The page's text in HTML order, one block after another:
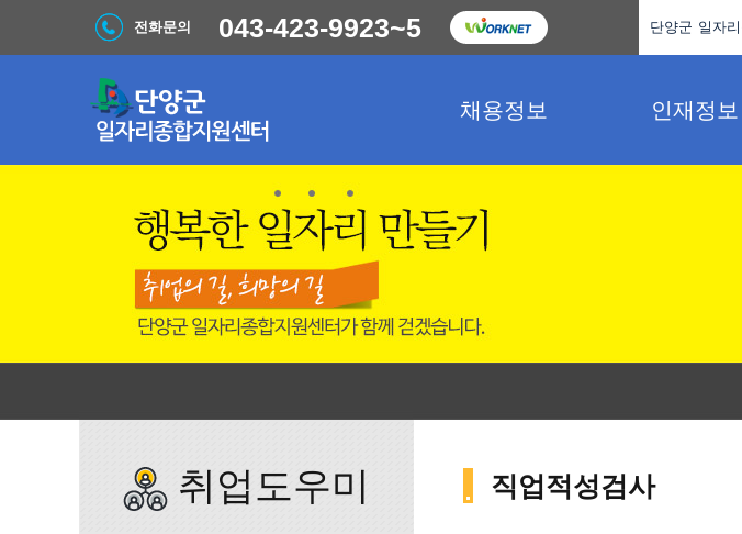
채용정보 인재정보
전화문의 043-423-9923~5 단양군 일자
직업적성검사
취업도우미